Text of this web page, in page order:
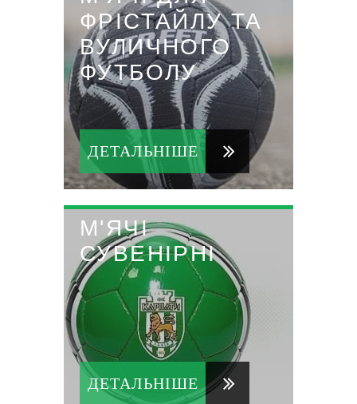
ФРІСТАЙЛУ ТА
ВУЛИЧНОГО
ФУТБОЛУ
ДЕТАЛЬНІШЕ
М'ЯЧІ
СУВЕНІРНІ
ДЕТАЛЬНІШЕ